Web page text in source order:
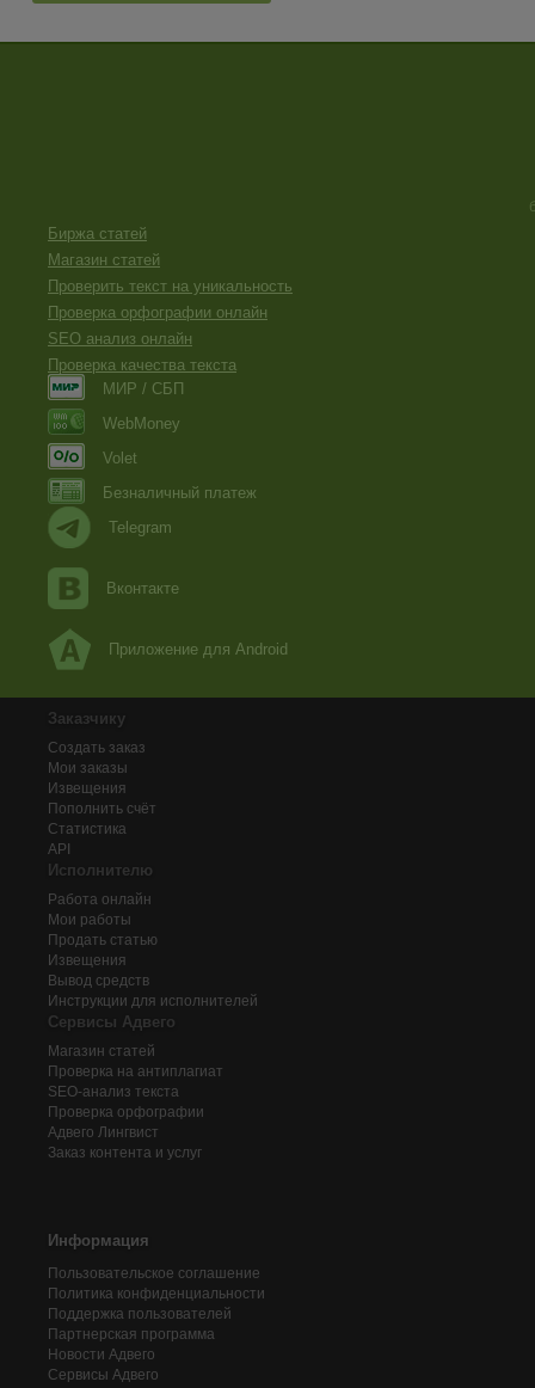
Биржа статей
Магазин статей
Проверить текст на уникальность
Проверка орфографии онлайн
SEO анализ онлайн
Проверка качества текста
МИР / СБП
WebMoney
Volet
Безналичный платеж
Telegram
Вконтакте
Приложение для Android
Заказчику
Создать заказ
Мои заказы
Извещения
Пополнить счёт
Статистика
API
Исполнителю
Работа онлайн
Мои работы
Продать статью
Извещения
Вывод средств
Инструкции для исполнителей
Сервисы Адвего
Магазин статей
Проверка на антиплагиат
SEO-анализ текста
Проверка орфографии
Адвего Лингвист
Заказ контента и услуг
Информация
Пользовательское соглашение
Политика конфиденциальности
Поддержка пользователей
Партнерская программа
Новости Адвего
Сервисы Адвего